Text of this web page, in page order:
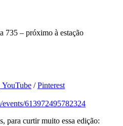
735 – próximo à estação
YouTube /Pinterest
613972495782324
para curtir muito essa edição: